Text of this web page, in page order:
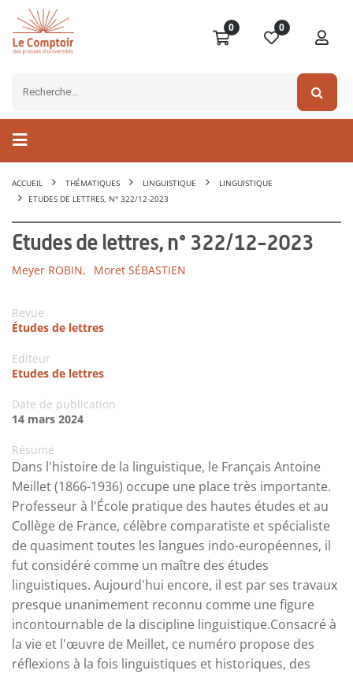
0 0
ACCUEIL THÉMATIQUES LINGUISTIQUE
LINGUISTIQUE
ETUDES DE LETTRES, N° 322/12-2023
Etudes de lettres, n° 322/12-2023
Meyer ROBIN, Moret SÉBASTIEN
Revue
Études de lettres
Editeur
Etudes de lettres
Date de publication
14 mars 2024
Résumé
Dans l'histoire de la linguistique, le Français Antoine
Meillet (1866-1936) occupe une place très importante.
Professeur à l'École pratique des hautes études et au
Collège de France, célèbre comparatiste et spécialiste
de quasiment toutes les langues indo-européennes, il
fut considéré comme un maître des études
linguistiques. Aujourd'hui encore, il est par ses travaux
presque unanimement reconnu comme une figure
incontournable de la discipline linguistique.Consacré à
la vie et l'œuvre de Meillet, ce numéro propose des
réflexions à la fois linguistiques et historiques, des